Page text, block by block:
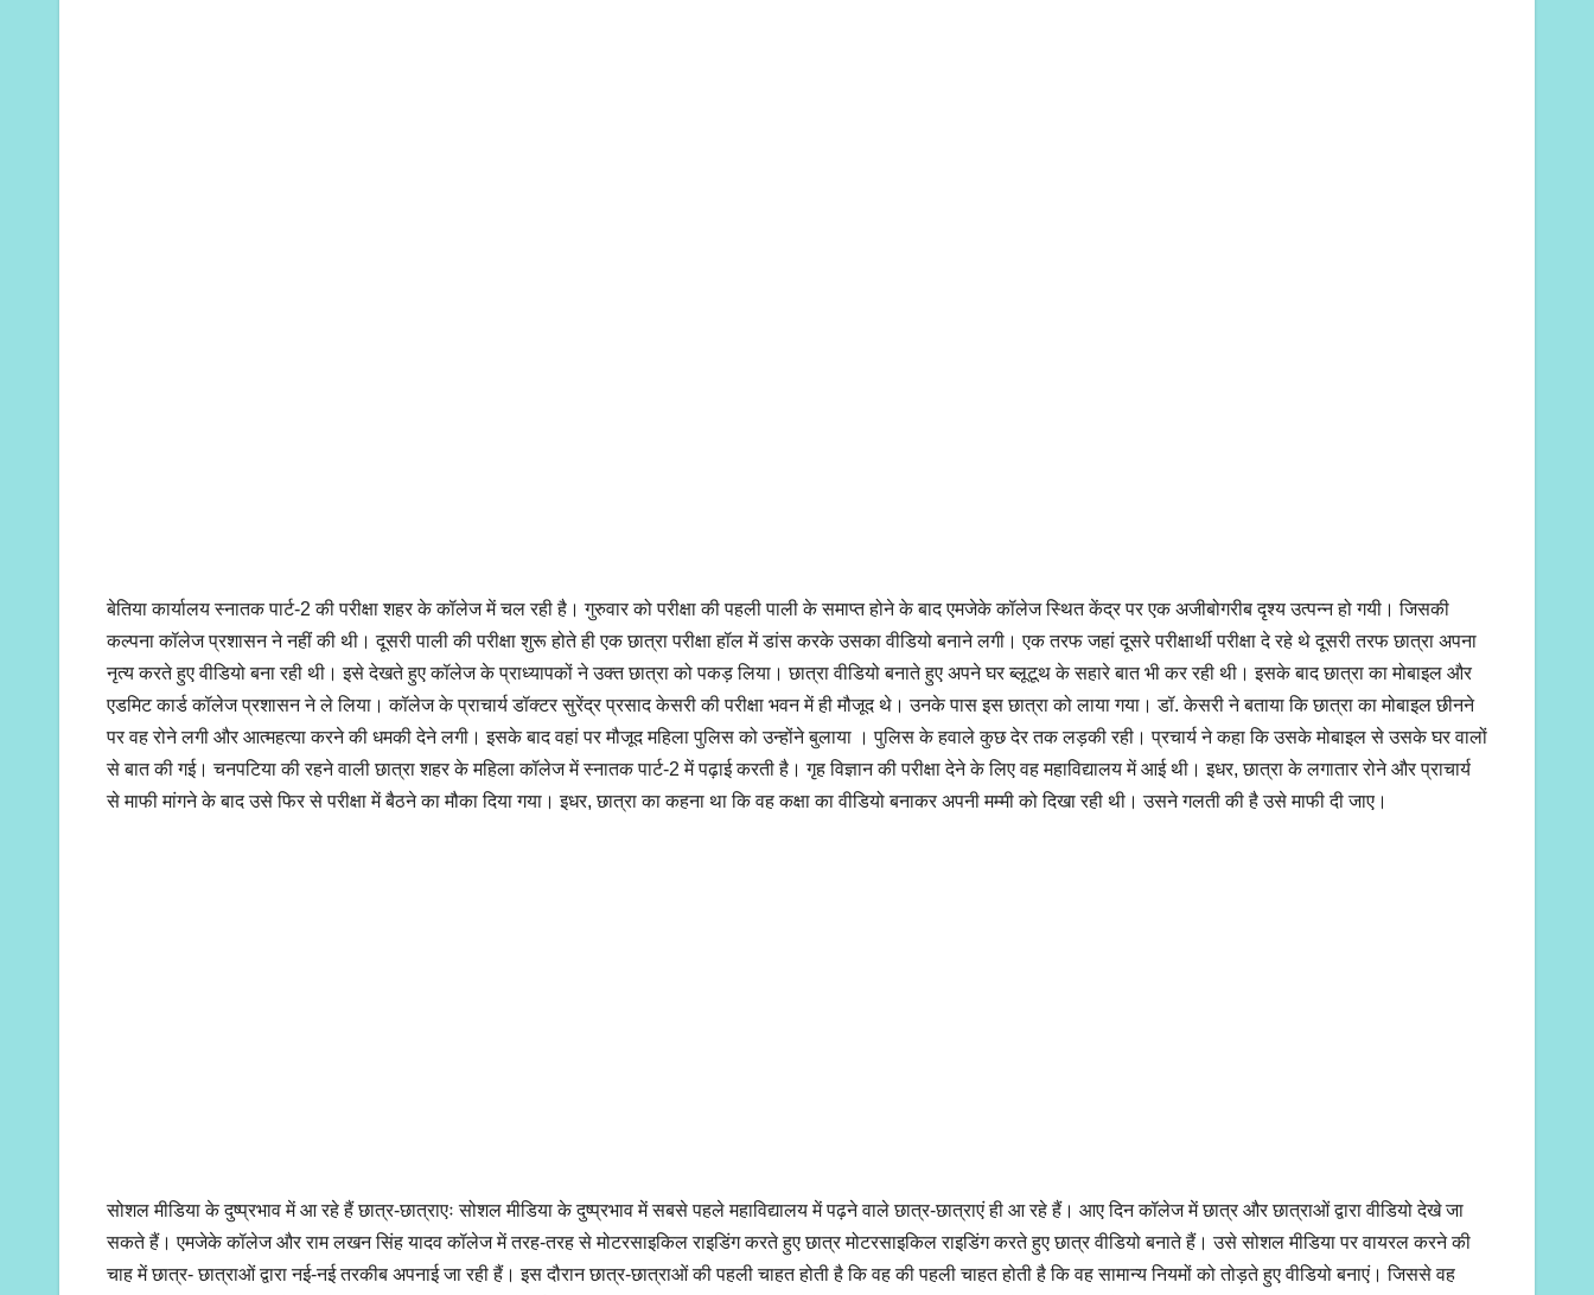
बेतिया कार्यालय स्नातक पार्ट-2 की परीक्षा शहर के कॉलेज में चल रही है। गुरुवार को परीक्षा की पहली पाली के समाप्त होने के बाद एमजेके कॉलेज स्थित केंद्र पर एक अजीबोगरीब दृश्य उत्पन्न हो गयी। जिसकी
कल्पना कॉलेज प्रशासन ने नहीं की थी। दूसरी पाली की परीक्षा शुरू होते ही एक छात्रा परीक्षा हॉल में डांस करके उसका वीडियो बनाने लगी। एक तरफ जहां दूसरे परीक्षार्थी परीक्षा दे रहे थे दूसरी तरफ छात्रा अपना
नृत्य करते हुए वीडियो बना रही थी। इसे देखते हुए कॉलेज के प्राध्यापकों ने उक्त छात्रा को पकड़ लिया। छात्रा वीडियो बनाते हुए अपने घर ब्लूटूथ के सहारे बात भी कर रही थी। इसके बाद छात्रा का मोबाइल और
एडमिट कार्ड कॉलेज प्रशासन ने ले लिया। कॉलेज के प्राचार्य डॉक्टर सुरेंद्र प्रसाद केसरी की परीक्षा भवन में ही मौजूद थे। उनके पास इस छात्रा को लाया गया। डॉ. केसरी ने बताया कि छात्रा का मोबाइल छीनने
पर वह रोने लगी और आत्महत्या करने की धमकी देने लगी। इसके बाद वहां पर मौजूद महिला पुलिस को उन्होंने बुलाया । पुलिस के हवाले कुछ देर तक लड़की रही। प्रचार्य ने कहा कि उसके मोबाइल से उसके घर वालों
से बात की गई। चनपटिया की रहने वाली छात्रा शहर के महिला कॉलेज में स्नातक पार्ट-2 में पढ़ाई करती है। गृह विज्ञान की परीक्षा देने के लिए वह महाविद्यालय में आई थी। इधर, छात्रा के लगातार रोने और प्राचार्य
से माफी मांगने के बाद उसे फिर से परीक्षा में बैठने का मौका दिया गया। इधर, छात्रा का कहना था कि वह कक्षा का वीडियो बनाकर अपनी मम्मी को दिखा रही थी। उसने गलती की है उसे माफी दी जाए।
सोशल मीडिया के दुष्प्रभाव में आ रहे हैं छात्र-छात्राएः सोशल मीडिया के दुष्प्रभाव में सबसे पहले महाविद्यालय में पढ़ने वाले छात्र-छात्राएं ही आ रहे हैं। आए दिन कॉलेज में छात्र और छात्राओं द्वारा वीडियो देखे जा
सकते हैं। एमजेके कॉलेज और राम लखन सिंह यादव कॉलेज में तरह-तरह से मोटरसाइकिल राइडिंग करते हुए छात्र मोटरसाइकिल राइडिंग करते हुए छात्र वीडियो बनाते हैं। उसे सोशल मीडिया पर वायरल करने की
चाह में छात्र- छात्राओं द्वारा नई-नई तरकीब अपनाई जा रही हैं। इस दौरान छात्र-छात्राओं की पहली चाहत होती है कि वह की पहली चाहत होती है कि वह सामान्य नियमों को तोड़ते हुए वीडियो बनाएं। जिससे वह